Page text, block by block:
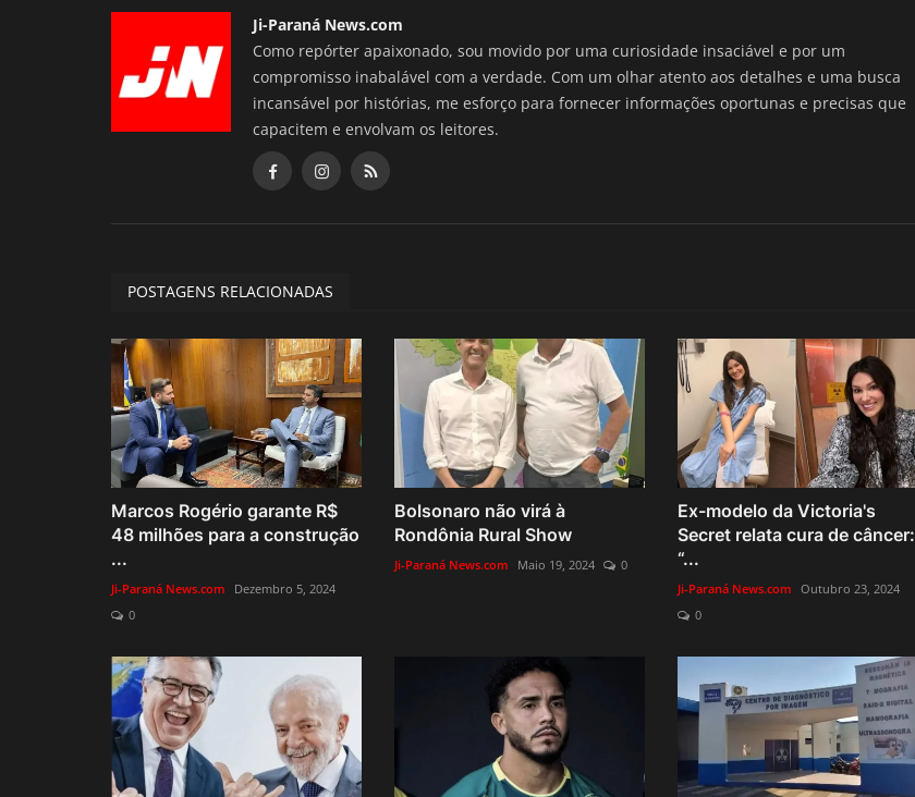
Ji-Paraná News.com
Como repórter apaixonado, sou movido por uma curiosidade insaciável e por um
compromisso inabalável com a verdade. Com um olhar atento aos detalhes e uma busca
incansável por histórias, me esforço para fornecer informações oportunas e precisas que
capacitem e envolvam os leitores.
POSTAGENS RELACIONADAS
Marcos Rogério garante R$
48 milhões para a construção
...
Ji-Paraná News.com
Dezembro 5, 2024
0
Bolsonaro não virá à
Rondônia Rural Show
Ji-Paraná News.com Maio 19, 2024 0
Ex-modelo da Victoria's
Secret relata cura de câncer:
“...
Ji-Paraná News.com Outubro 23, 2024
0